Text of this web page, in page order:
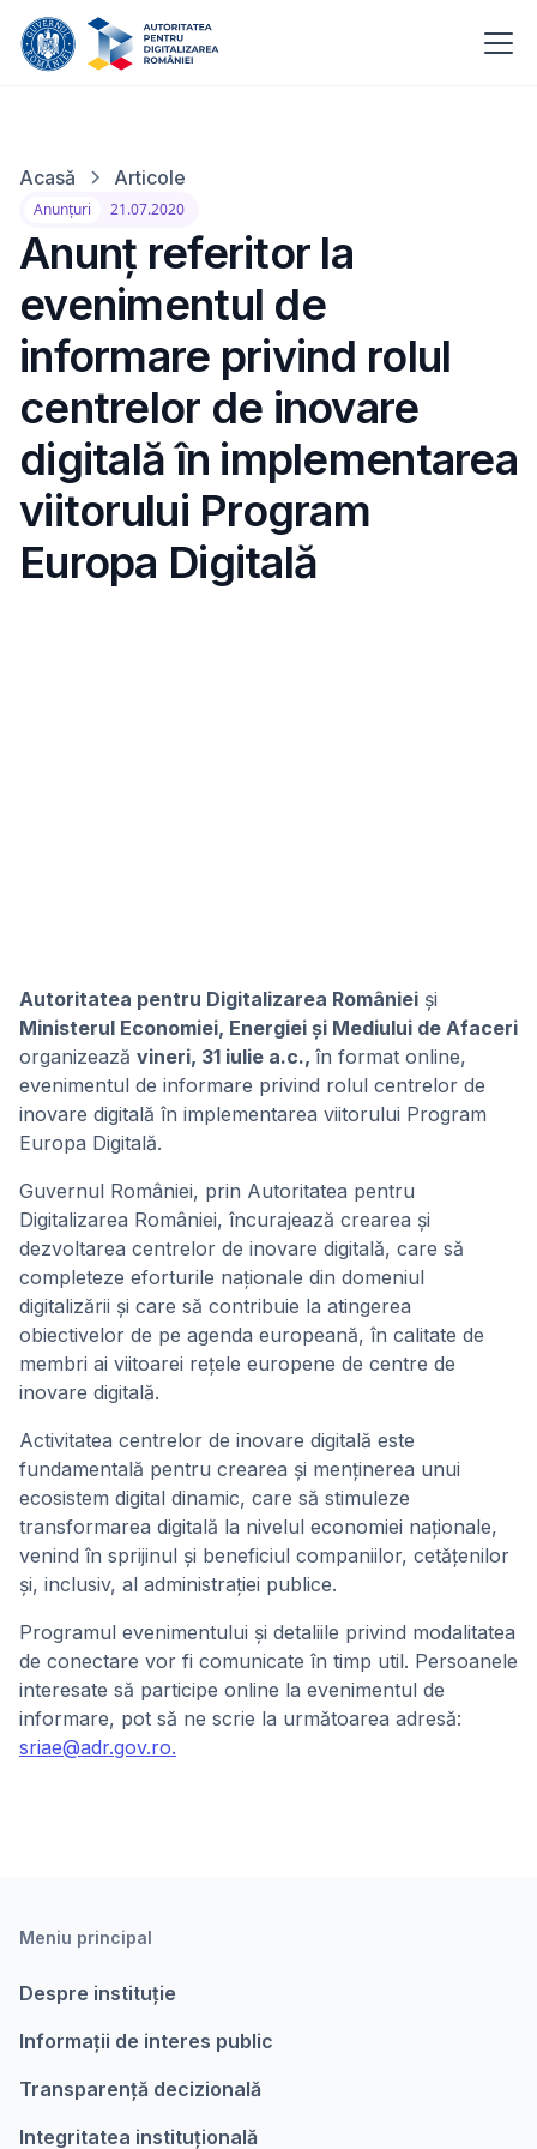
Acasă Articole
Anunțuri 21.07.2020
Anunț referitor la
evenimentul de
informare privind rolul
centrelor de inovare
digitală în implementarea
viitorului Program
Europa Digitală
Autoritatea pentru Digitalizarea României și
Ministerul Economiei, Energiei și Mediului de Afaceri
organizează vineri, 31 iulie a.c., în format online,
evenimentul de informare privind rolul centrelor de
inovare digitală în implementarea viitorului Program
Europa Digitală.
Guvernul României, prin Autoritatea pentru
Digitalizarea României, încurajează crearea și
dezvoltarea centrelor de inovare digitală, care să
completeze eforturile naționale din domeniul
digitalizării și care să contribuie la atingerea
obiectivelor de pe agenda europeană, în calitate de
membri ai viitoarei rețele europene de centre de
inovare digitală.
Activitatea centrelor de inovare digitală este
fundamentală pentru crearea și menținerea unui
ecosistem digital dinamic, care să stimuleze
transformarea digitală la nivelul economiei naționale,
venind în sprijinul și beneficiul companiilor, cetățenilor
și, inclusiv, al administrației publice.
Programul evenimentului și detaliile privind modalitatea
de conectare vor fi comunicate în timp util. Persoanele
interesate să participe online la evenimentul de
informare, pot să ne scrie la următoarea adresă:
sriae@adr.gov.ro.
Meniu principal
Despre instituție
Informații de interes public
Transparență decizională
Integritatea instituțională